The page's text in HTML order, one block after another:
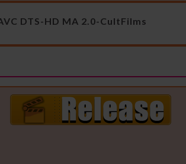
DTS-HD MA 2.0-CultFilms